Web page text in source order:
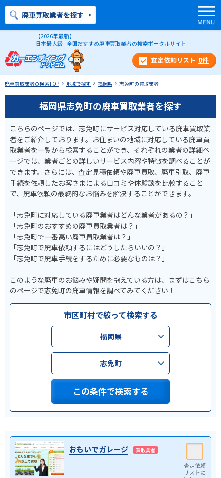
【2026年最新】
日本最大級 - 全国おすすめ廃車買取業者の検索ポータルサイト
0件
廃車買取業者を探す
廃車買取業者の検索TOP 地域で探す 福岡県 志免町の買取業者
福岡県志免町の廃車買取業者を探す
こちらのページでは、志免町にサービス対応している廃車買取業
者をご紹介しております。お住まいの地域に対応している廃車買
取業者を一覧から検索することができ、それぞれの業者の詳細ペ
ージでは、業者ごとの詳しいサービス内容や特徴を調べることが
できます。さらには、査定見積依頼や廃車買取、廃車引取、廃車
手続を依頼したお客さまによる口コミや体験談を比較すること
で、廃車依頼の最終的なお悩みを解決することができます。
「志免町に対応している廃車業者はどんな業者があるの？」
「志免町のおすすめの廃車買取業者は？」
「志免町で一番高い廃車買取業者は？」
「志免町で廃車依頼するにはどうしたらいいの？」
「志免町で廃車手続をするために必要なものは？」
このような廃車のお悩みや疑問を抱えている方は、まずはこちら
のページで志免町の廃車情報を調べてみてください！
市区町村で絞って検索する
福岡県
志免町
この条件で検索する
おもいでガレージ 買取業者